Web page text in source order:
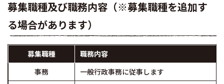
募集職種及び職務内容（※募集職種を追加す
る場合があります）
募集職種
職務内容
事務
一般行政事務に従事します